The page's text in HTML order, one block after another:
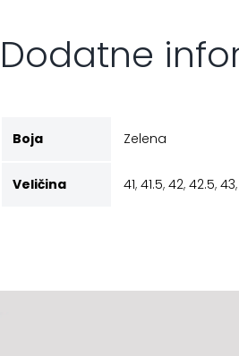
Dodatne
Boja Zelena
Veličina 41, 41.5, 42, 42.5, 43,